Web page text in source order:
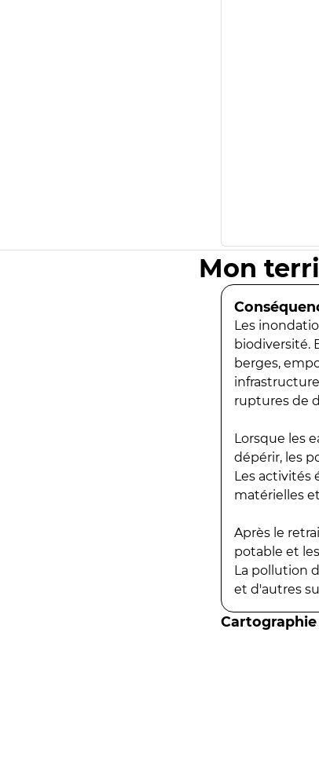
Mon
Les
biodiversité.
berges,
ruptures de
Lorsque les
dépérir, les
Les activités
matérielles
Après le
potable et
La pollution
et d'autres